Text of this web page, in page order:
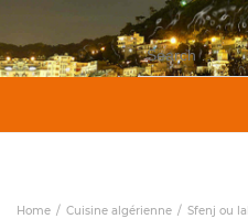
Search
for:
Home Cuisine algérienne Sfenj ou